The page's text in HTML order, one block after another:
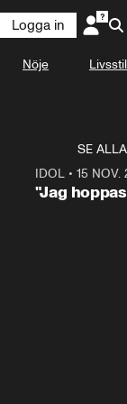
Logga in
Nöje Livsstil
SE ALLA
IDOL• 15 NOV.
"Jag